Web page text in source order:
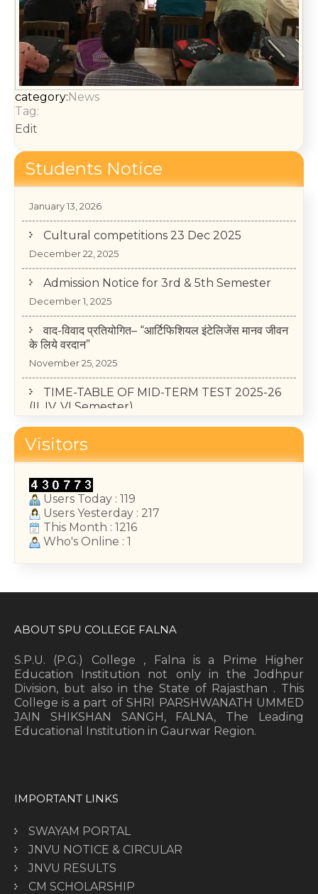
category:News
Tag:
Edit
Students Notice
College Annual Function 2026
January 13, 2026
Cultural competitions 23 Dec 2025
December 22, 2025
Admission Notice for 3rd & 5th Semester
December 1, 2025
वाद-विवाद प्रतियोगित– “आर्टिफिशियल इंटेलिजेंस मानव जीवन
के लिये वरदान”
November 25, 2025
TIME-TABLE OF MID-TERM TEST 2025-26
(II, IV, VI Semester)
May 14, 2026
College Annual Function 2026
January 13, 2026
Visitors
Users Today : 119
Users Yesterday : 217
This Month : 1216
Who's Online : 1
ABOUT SPU COLLEGE FALNA
S.P.U. (P.G.) College , Falna is a Prime Higher
Education Institution not only in the Jodhpur
Division, but also in the State of Rajasthan . This
College is a part of SHRI PARSHWANATH UMMED
JAIN SHIKSHAN SANGH, FALNA, The Leading
Educational Institution in Gaurwar Region.
IMPORTANT LINKS
SWAYAM PORTAL
JNVU NOTICE & CIRCULAR
JNVU RESULTS
CM SCHOLARSHIP